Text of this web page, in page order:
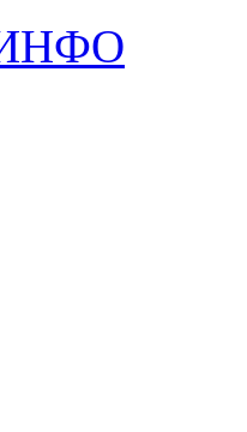
ИНФО